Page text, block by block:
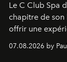
Le C Club Spa
chapitre de son
offrir une
expertise se
07.08.2026 by